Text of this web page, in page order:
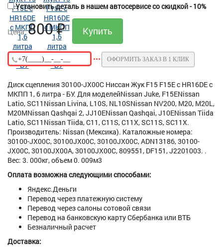
Установить деталь в нашем автосервисе со скидкой - 10%
Цена:800₽
ОФОРМИТЬ ЗАКАЗ В 1 КЛИК
Диск сцепления 30100-JX00C Ниссан Жук F15 F15E с HR16DE с
МКПП 1, 6 литра - БУ. Для моделейNissan Juke, F15ENissan
Latio, SC11Nissan Livina, L10S, NL10SNissan NV200, M20, M20L,
M20MNissan Qashqai 2, JJ10ENissan Qashqai, J10ENissan Tiida
Latio, SC11Nissan Tiida, C11, C11S, C11X, SC11S, SC11X.
Производитель: Nissan (Мексика). Каталожные номера:
30100-JX00C, 30100JX00C, 30100JX00C, ADN13186, 30100-
JX00C, 30100JX00A, 30100JX00C, 809551, DF151, J2201003. .
Вес: 3. 000кг, объем 0. 009м3
Оплата возможна следующими способами:
Яндекс.Деньги
Перевод через платежную систему
Перевод через салоны сотовой связи
Перевод на банковскую карту Сбербанка или ВТБ
Безналичный расчет
Доставка: